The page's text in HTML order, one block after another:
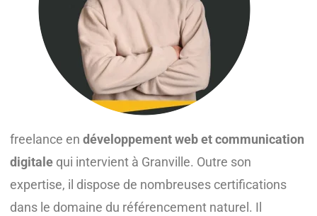
freelance en développement web et communication
digitale qui intervient à Granville. Outre son
expertise, il dispose de nombreuses certifications
dans le domaine du référencement naturel. Il